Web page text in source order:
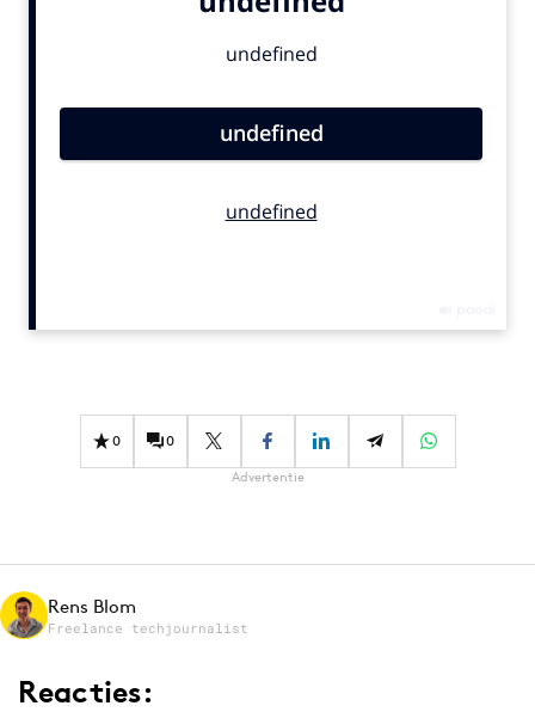
Campagnes
Gedragsverandering
Martech
Media
Merkstrategie
PR
0 0
Advertentie
Rens Blom
Freelance techjournalist
Reacties: